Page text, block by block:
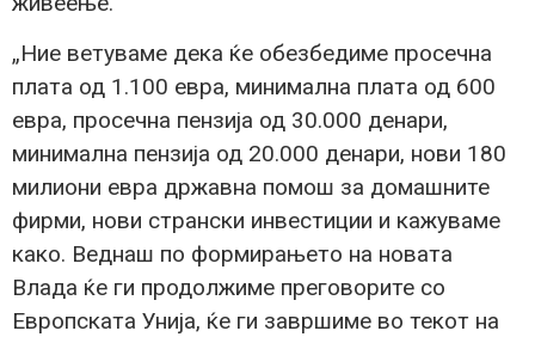
„Ние ветуваме дека ќе обезбедиме просечна
плата од 1.100 евра, минимална плата од 600
евра, просечна пензија од 30.000 денари,
минимална пензија од 20.000 денари, нови 180
милиони евра државна помош за домашните
фирми, нови странски инвестиции и кажуваме
како. Веднаш по формирањето на новата
Влада ќе ги продолжиме преговорите со
Европската Унија, ќе ги завршиме во текот на